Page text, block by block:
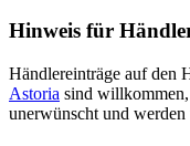
Hinweis für
Händlereinträge auf den
Astoria sind willkommen,
unerwünscht und